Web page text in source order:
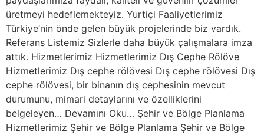
üretmeyi hedeflemekteyiz. Yurtiçi Faaliyetlerimiz
Türkiye’nin önde gelen büyük projelerinde biz vardık.
Referans Listemiz Sizlerle daha büyük çalışmalara imza
attık. Hizmetlerimiz Hizmetlerimiz Dış Cephe Rölöve
Hizmetlerimiz Dış cephe rölövesi Dış cephe rölövesi Dış
cephe rölövesi, bir binanın dış cephesinin mevcut
durumunu, mimari detaylarını ve özelliklerini
belgeleyen… Devamını Oku… Şehir ve Bölge Planlama
Hizmetlerimiz Şehir ve Bölge Planlama Şehir ve Bölge